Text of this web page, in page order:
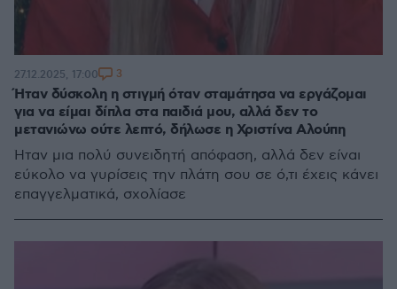
Ήταν δύσκολη η στιγμή όταν σταμάτησα να εργάζομαι
για να είμαι δίπλα στα παιδιά μου, αλλά δεν το
μετανιώνω ούτε λεπτό, δήλωσε η Χριστίνα Αλούπη
Ήταν μια πολύ συνειδητή απόφαση, αλλά δεν είναι
εύκολο να γυρίσεις την πλάτη σου σε ό,τι έχεις κάνει
επαγγελματικά, σχολίασε
27.12.2025, 17:00 3